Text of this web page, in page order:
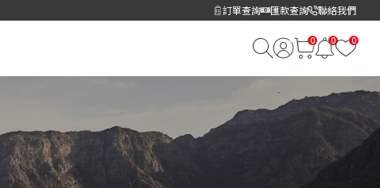
訂單查詢 匯款查詢 聯絡我們